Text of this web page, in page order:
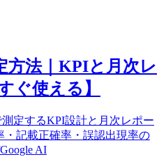
方法｜KPIと月次レ
ぐ使える】
定するKPI設計と月次レポー
・記載正確率・誤認出現率の
AI